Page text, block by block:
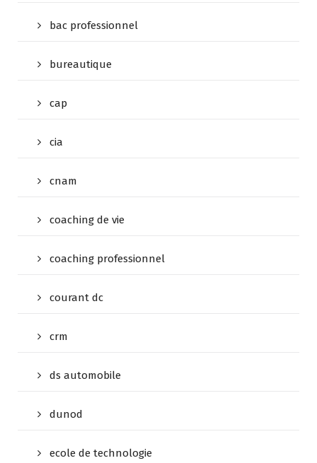
bac professionnel
bureautique
cap
cia
cnam
coaching de vie
coaching professionnel
courant dc
crm
ds automobile
dunod
ecole de technologie